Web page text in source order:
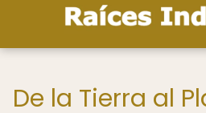
De la Tierra al